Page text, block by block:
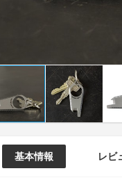
基本情報 レビ